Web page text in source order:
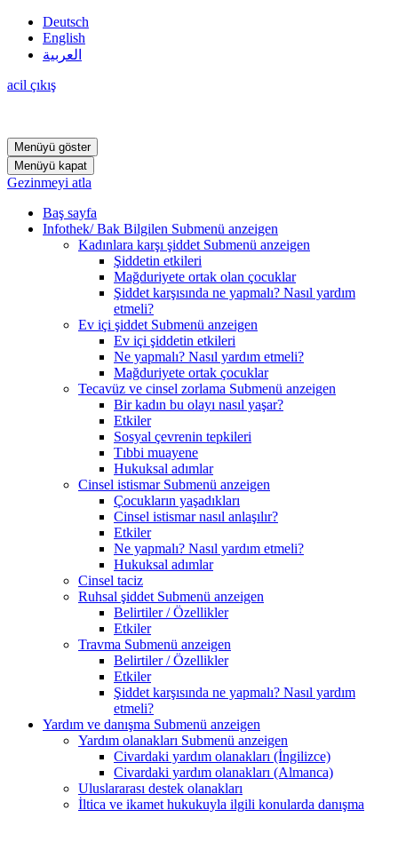
Deutsch
English
العربية
acil çıkış
Menüyü göster
Menüyü kapat
Gezinmeyi atla
Baş sayfa
Infothek/ Bak Bilgilen Submenü anzeigen
Kadınlara karşı şiddet Submenü anzeigen
Şiddetin etkileri
Mağduriyete ortak olan çocuklar
Şiddet karşısında ne yapmalı? Nasıl yardım
etmeli?
Ev içi şiddet Submenü anzeigen
Ev içi şiddetin etkileri
Ne yapmalı? Nasıl yardım etmeli?
Mağduriyete ortak çocuklar
Tecavüz ve cinsel zorlama Submenü anzeigen
Bir kadın bu olayı nasıl yaşar?
Etkiler
Sosyal çevrenin tepkileri
Tıbbi muayene
Hukuksal adımlar
Cinsel istismar Submenü anzeigen
Çocukların yaşadıkları
Cinsel istismar nasıl anlaşılır?
Etkiler
Ne yapmalı? Nasıl yardım etmeli?
Hukuksal adımlar
Cinsel taciz
Ruhsal şiddet Submenü anzeigen
Belirtiler / Özellikler
Etkiler
Travma Submenü anzeigen
Belirtiler / Özellikler
Etkiler
Şiddet karşısında ne yapmalı? Nasıl yardım
etmeli?
Yardım ve danışma Submenü anzeigen
Yardım olanakları Submenü anzeigen
Civardaki yardım olanakları (İngilizce)
Civardaki yardım olanakları (Almanca)
Uluslararası destek olanakları
İltica ve ikamet hukukuyla ilgili konularda danışma